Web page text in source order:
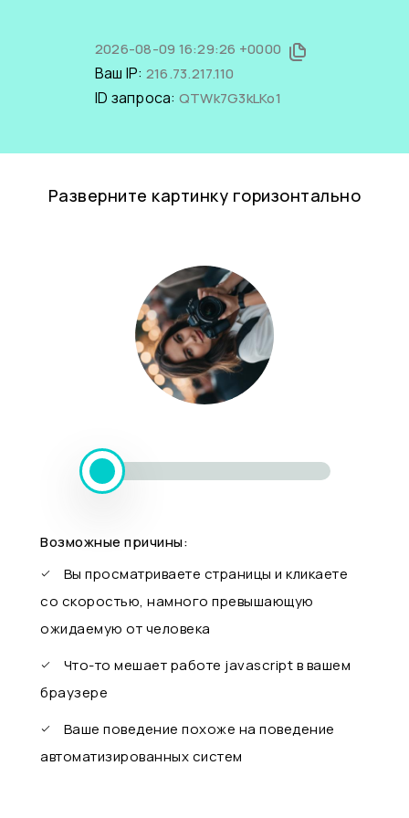
2026-08-09 16:29:26 +0000
Ваш IP: 216.73.217.110
ID запроса: QTWk7G3kLKo1
Разверните картинку горизонтально
Возможные причины:
Вы просматриваете страницы и кликаете
со скоростью, намного превышающую
ожидаемую от человека
Что-то мешает работе javascript в вашем
браузере
Ваше поведение похоже на поведение
автоматизированных систем